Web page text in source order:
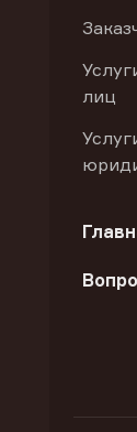
лиц